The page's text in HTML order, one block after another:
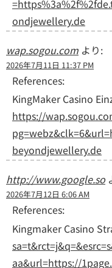
ondjewellery.de
wap.sogou.com より:
2026年7月11日 11:37 PM
References:
KingMaker Casino
https://
beyondjewellery.de
http://www.google.so
2026年7月12日 6:06 AM
References:
Kingmaker Casino
aa&url=https://